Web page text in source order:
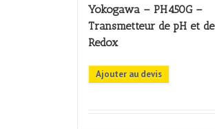
Yokogawa – PH450G –
Transmetteur de pH et de
Redox
Ajouter au devis